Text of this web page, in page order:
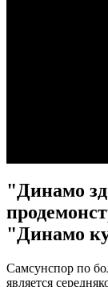
"Динамо
"Динамо
Самсунспор по
является